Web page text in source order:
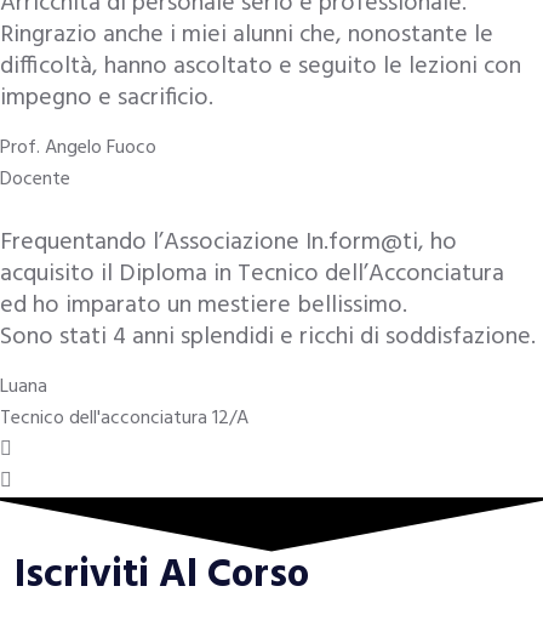
Ringrazio anche i miei alunni che, nonostante le
difficoltà, hanno ascoltato e seguito le lezioni con
impegno e sacrificio.
Prof. Angelo Fuoco
Docente
Frequentando l’Associazione In.form@ti, ho
acquisito il Diploma in Tecnico dell’Acconciatura
ed ho imparato un mestiere bellissimo.
Sono stati 4 anni splendidi e ricchi di soddisfazione.
Luana
Tecnico dell'acconciatura 12/A
Iscriviti Al Corso